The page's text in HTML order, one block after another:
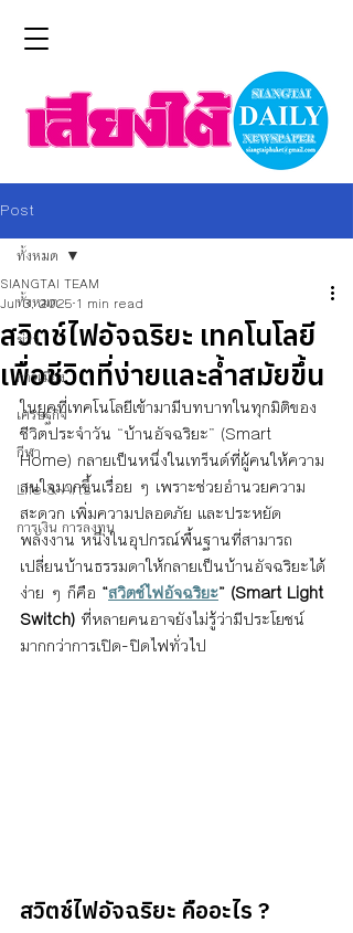
Post
ทั้งหมด
ข่าว
การเมือง
เศรษฐกิจ
กีฬา
Life & Arts
การเงิน การลงทุน
ทั้งหมด
สวิตช์ไฟอัจฉริยะ เทคโนโลยี
เพื่อชีวิตที่ง่ายและล้ำสมัยขึ้น
SIANGTAI TEAM
Jul 3, 2025 1 min read
ในยุคที่เทคโนโลยีเข้ามามีบทบาทในทุกมิติของ
ชีวิตประจำวัน “บ้านอัจฉริยะ” (Smart
Home) กลายเป็นหนึ่งในเทร็นด์ที่ผู้คนให้ความ
สนใจมากขึ้นเรื่อย ๆ เพราะช่วยอำนวยความ
สะดวก เพิ่มความปลอดภัย และประหยัด
พลังงาน หนึ่งในอุปกรณ์พื้นฐานที่สามารถ
เปลี่ยนบ้านธรรมดาให้กลายเป็นบ้านอัจฉริยะได้
ง่าย ๆ ก็คือ “สวิตช์ไฟอัจฉริยะ” (Smart Light
Switch) ที่หลายคนอาจยังไม่รู้ว่ามีประโยชน์
มากกว่าการเปิด-ปิดไฟทั่วไป
สวิตช์ไฟอัจฉริยะ คืออะไร ?